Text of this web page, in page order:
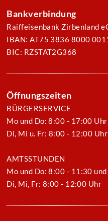
Bankverbindung
Raiffeisenbank Zirbenland
IBAN: AT75 3836 8000
BIC: RZSTAT2G368
Öffnungszeiten
BÜRGERSERVICE
Mo und Do: 8:00 - 17:00 Uhr
Di, Mi u. Fr: 8:00 - 12:00 Uhr
AMTSSTUNDEN
Mo und Do: 8:00 - 11:30
Di, Mi, Fr: 8:00 - 12:00 Uhr